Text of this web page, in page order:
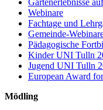
Webinare
Fachtage und
Gemeinde-
Pädagogische
Kinder UNI Tulln
Jugend UNI Tulln
European Award
Mödling